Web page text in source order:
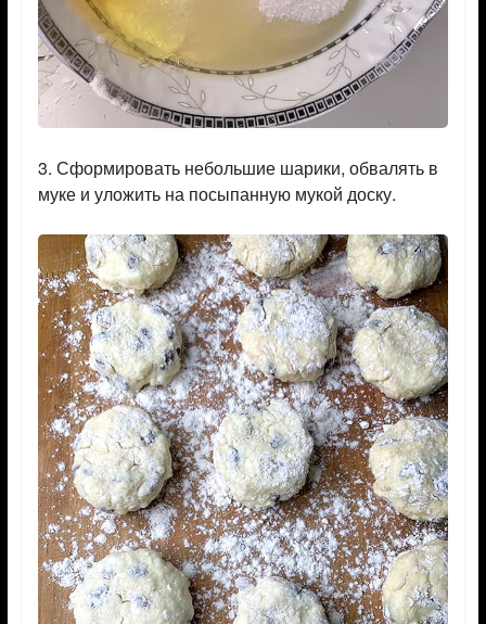
3. Сформировать небольшие шарики, обвалять в
муке и уложить на посыпанную мукой доску.